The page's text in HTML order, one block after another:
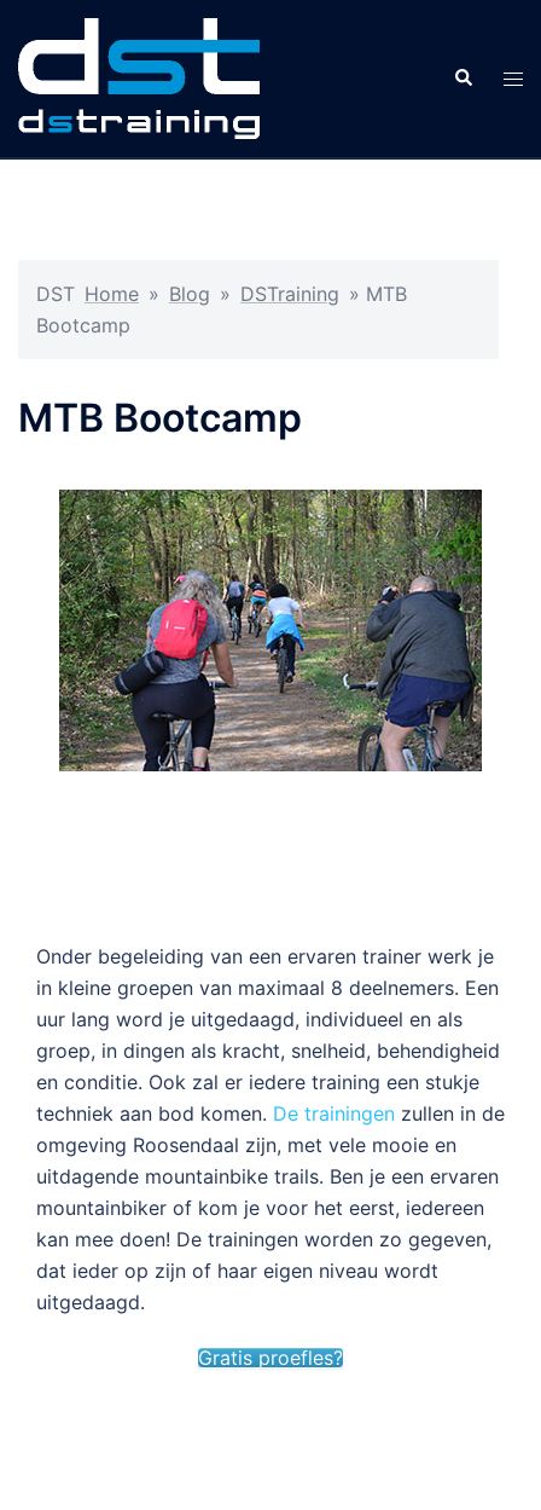
naar
de
inhoud
Zoeken
DST Home » Blog » DSTraining » MTB
Bootcamp
MTB Bootcamp
Onder begeleiding van een ervaren trainer werk je
in kleine groepen van maximaal 8 deelnemers. Een
uur lang word je uitgedaagd, individueel en als
groep, in dingen als kracht, snelheid, behendigheid
en conditie. Ook zal er iedere training een stukje
techniek aan bod komen. De trainingen zullen in de
omgeving Roosendaal zijn, met vele mooie en
uitdagende mountainbike trails. Ben je een ervaren
mountainbiker of kom je voor het eerst, iedereen
kan mee doen! De trainingen worden zo gegeven,
dat ieder op zijn of haar eigen niveau wordt
uitgedaagd.
Gratis proefles?